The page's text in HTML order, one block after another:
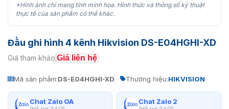
*Hình ảnh chỉ mang tính minh họa. Hình thức và thông số kỹ thuật
thực tế của sản phẩm có thể khác.
Đầu ghi hình 4 kênh Hikvision DS-E04HGHI-XD
Giá tham khảo:Giá liên hệ
Mã sản phẩm:DS-E04HGHI-XD Thương hiệu:HIKVISION
Chat Zalo OA Chat Zalo 2